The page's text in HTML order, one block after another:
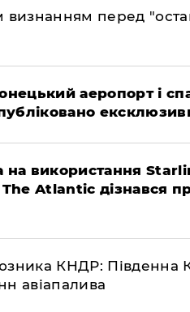
визнанням перед
аеропорт і
на використання
The Atlantic дізнався
КНДР: Південна
авіапалива